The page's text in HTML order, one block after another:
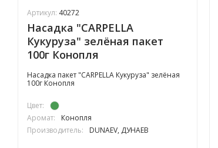
Артикул: 40272
Насадка "CARPELLA
Кукуруза" зелёная пакет
100г Конопля
Насадка пакет "CARPELLA Кукуруза" зелёная
100г Конопля
Цвет:
Аромат:
Конопля
Производитель:
DUNAEV, ДУНАЕВ